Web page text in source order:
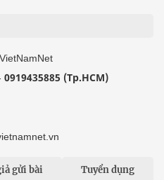
0919435885 (Tp.HCM)
gửi bài Tuyển dụng